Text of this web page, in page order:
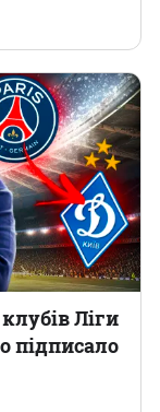
Ліги
підписало